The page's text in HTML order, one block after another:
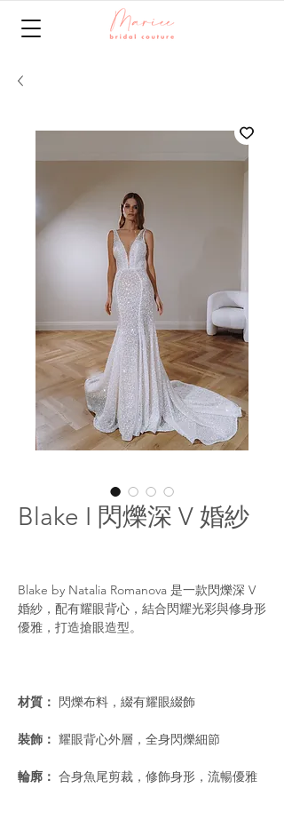
Blake I 閃爍深 V 婚紗
Blake by Natalia Romanova 是一款閃爍深 V
婚紗，配有耀眼背心，結合閃耀光彩與修身形
優雅，打造搶眼造型。
材質： 閃爍布料，綴有耀眼綴飾
裝飾： 耀眼背心外層，全身閃爍細節
輪廓： 合身魚尾剪裁，修飾身形，流暢優雅